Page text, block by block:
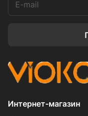
Интернет-магазин